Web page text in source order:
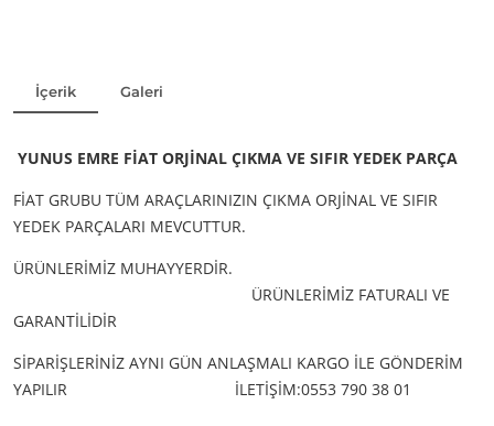
İçerik Galeri
YUNUS EMRE FİAT ORJİNAL ÇIKMA VE SIFIR YEDEK PARÇA
FİAT GRUBU TÜM ARAÇLARINIZIN ÇIKMA ORJİNAL VE SIFIR
YEDEK PARÇALARI MEVCUTTUR.
ÜRÜNLERİMİZ MUHAYYERDİR.
ÜRÜNLERİMİZ FATURALI VE
GARANTİLİDİR
SİPARİŞLERİNİZ AYNI GÜN ANLAŞMALI KARGO İLE GÖNDERİM
YAPILIR
İLETİŞİM:0553 790 38 01